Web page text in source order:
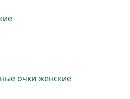
очки женские